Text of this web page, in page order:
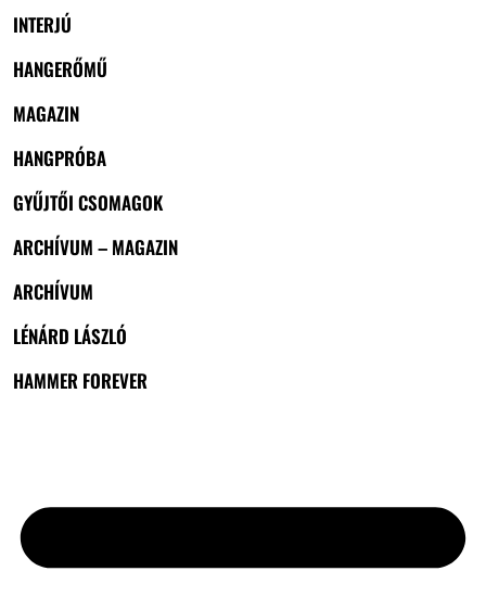
INTERJÚ
HANGERŐMŰ
MAGAZIN
HANGPRÓBA
GYŰJTŐI CSOMAGOK
ARCHÍVUM – MAGAZIN
ARCHÍVUM
LÉNÁRD LÁSZLÓ
HAMMER FOREVER